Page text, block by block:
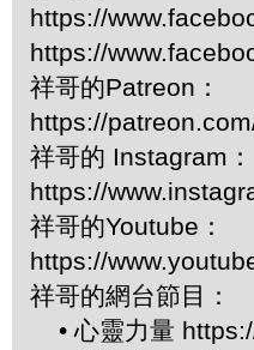
https://
https://
祥哥的Patreon：
https://
祥哥的 Instagram：
https://
祥哥的Youtube：
https://
祥哥的網台節目：
• 心靈力量